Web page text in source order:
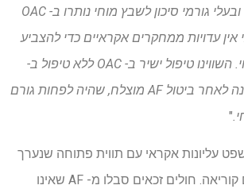
שעברו ביטול מוצלח ובעלי גורמי סיכון לשבץ מוחי נותרו ב- OAC
עדויות ממחקרים אקראיים כדי להצביע
על כך שהדבר הכרחי. השווינו טיפול ישיר ב- OAC ללא טיפול ב-
OAC בקרב חולים שנה לאחר ביטול AF מוצלח, שהיה לפחות גורם
"
עליונות אקראי עם תווית פתוחה שנערך
ב -18 אתרים בדרום קוריאה. חולים זכאים סבלו מ- AF שאינו